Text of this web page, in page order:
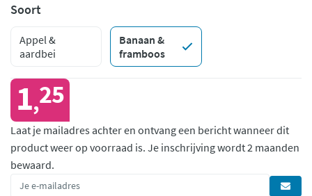
Soort
Appel &
aardbei
Banaan &
framboos
1,25
Laat je mailadres achter en ontvang een bericht wanneer dit
product weer op voorraad is. Je inschrijving wordt 2 maanden
bewaard.